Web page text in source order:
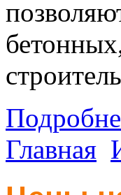
Главная